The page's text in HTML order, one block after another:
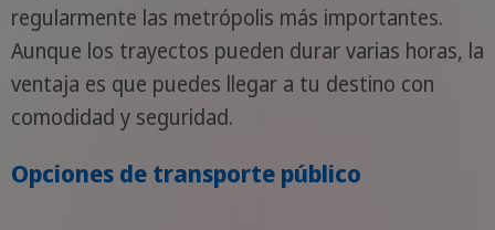
regularmente las metrópolis más importantes.
Aunque los trayectos pueden durar varias horas, la
ventaja es que puedes llegar a tu destino con
comodidad y seguridad.
Opciones de transporte público